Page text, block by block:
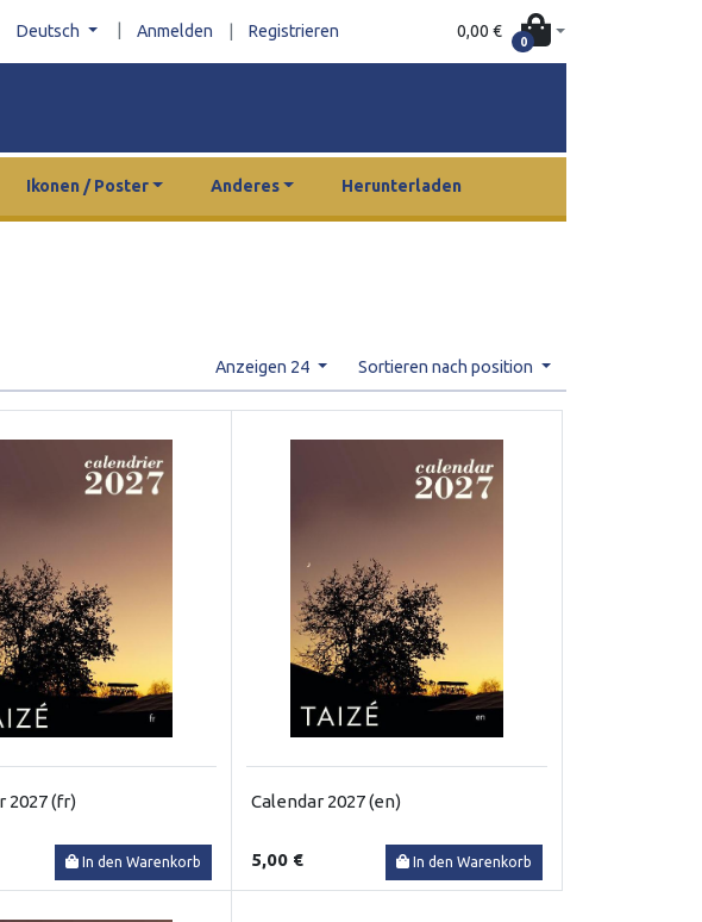
Deutsch Anmelden Registrieren 0,00 €
0
Ikonen / Poster Anderes Herunterladen
Anzeigen 24 Sortieren nach position
2027 (fr)
In den Warenkorb
Calendar 2027 (en)
5,00 € In den Warenkorb